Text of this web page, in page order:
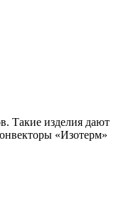
Такие изделия дают
«Изотерм»